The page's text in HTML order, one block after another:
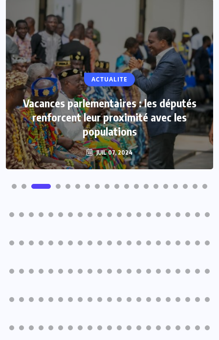
ACTUALITE
Vacances parlementaires : les députés
renforcent leur proximité avec les
populations
JUIL 07, 2024